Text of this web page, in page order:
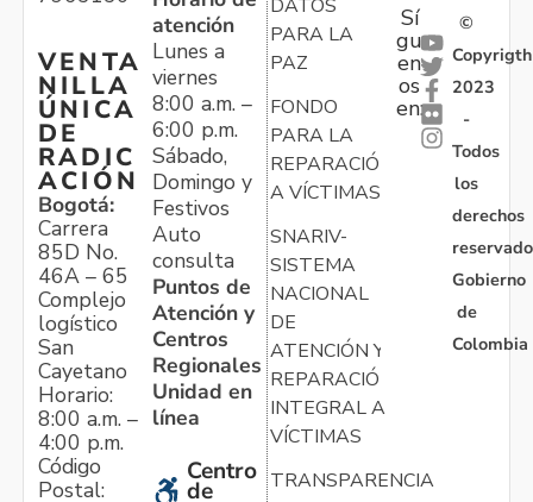
VENTA
NILLA
ÚNICA
DE
RADIC
ACIÓN
Bogotá:
Carrera
85D No.
46A – 65
Complejo
logístico
San
Cayetano
Horario:
8:00 a.m. –
4:00 p.m.
Código
Postal:
atención
Lunes a
viernes
8:00 a.m. –
6:00 p.m.
Sábado,
Domingo y
Festivos
Auto
consulta
Puntos de
Atención y
Centros
Regionales
Unidad en
línea
Centro
de
DATOS
PARA LA
PAZ
FONDO
PARA LA
REPARACIÓN
A VÍCTIMAS
SNARIV-
SISTEMA
NACIONAL
DE
ATENCIÓN Y
REPARACIÓN
INTEGRAL A
VÍCTIMAS
TRANSPARENCIA
Sí
gu
en
os
en:
©
Copyrigth
2023
-
Todos
los
derechos
Gobierno
de
Colombia